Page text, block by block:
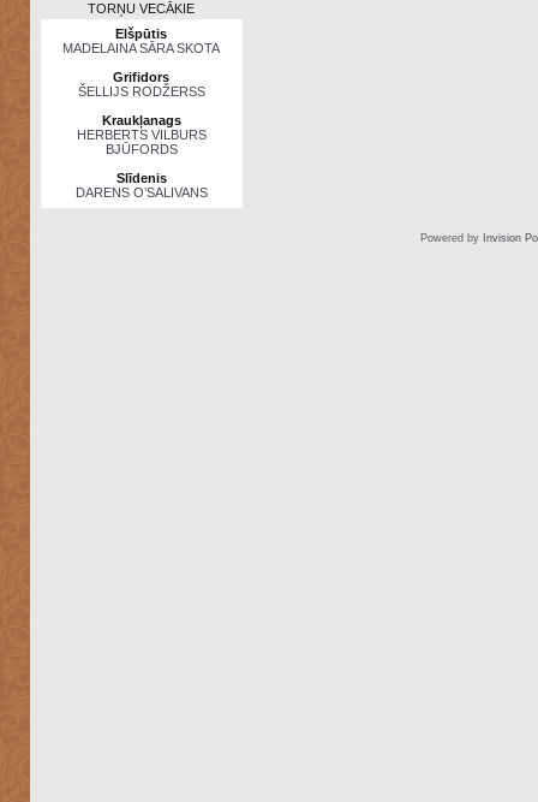
TORŅU VECĀKIE
Elšpūtis
MADELAINA SĀRA SKOTA
Grifidors
ŠELLIJS RODŽERSS
Kraukļanags
HERBERTS VILBURS
BJŪFORDS
Slīdenis
DARENS O’SALIVANS
Powered by Invision